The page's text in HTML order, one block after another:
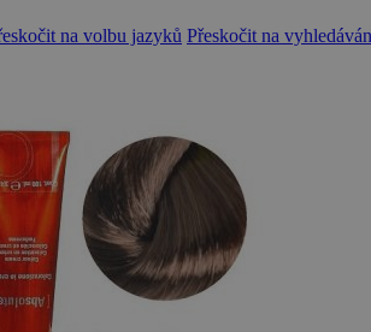
na volbu jazyků Přeskočit na